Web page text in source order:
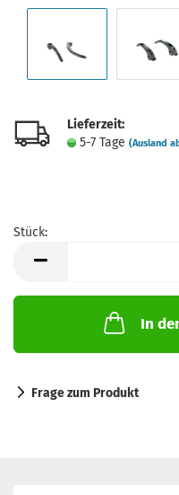
Lieferzeit:
5-7 Tage (Ausland
Stück:
In
Frage zum Produkt